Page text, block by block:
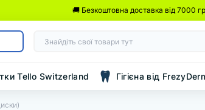
🚚 Безкоштовна доставка від 7000
Tello Switzerland Гігієна від